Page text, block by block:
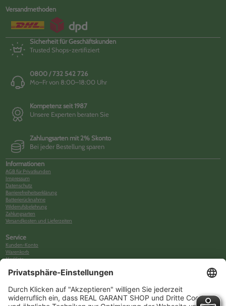
Versandmethoden
Sicherheit für Geschäftskunden
Trusted Shops-zertifiziert
0800 / 732 542 726
Mo–Fr von 8:00–18:00 Uhr
Kompetenz seit 1987
Unsere Experten beraten Sie
Zahlungsarten mit 2% Skonto
Bei jeder Bestellung sparen
Informationen
AGB für Privatkunden
Impressum
Datenschutz
Barrierefreiheitserklärung
Batterierücknahme
Widerrufsbelehrung
Zahlungsarten
Versandkosten und Lieferzeiten
Service
Kunden-Konto
Warenkorb
Merkliste
Newsletter
FAQs
Über uns